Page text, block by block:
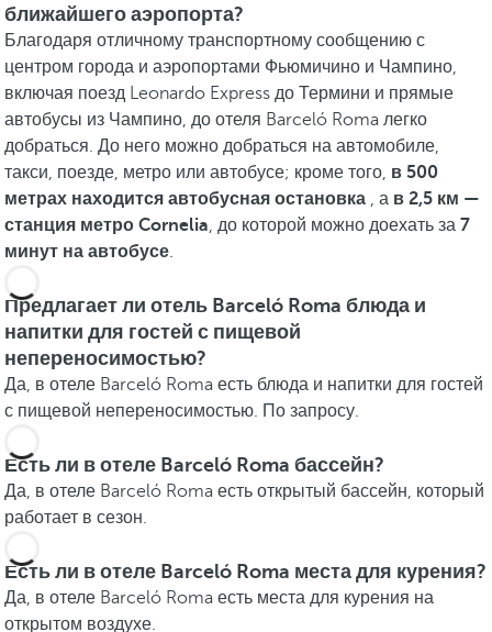
ближайшего аэропорта?
Благодаря отличному транспортному сообщению с
центром города и аэропортами Фьюмичино и Чампино,
включая поезд Leonardo Express до Термини и прямые
автобусы из Чампино, до отеля Barceló Roma легко
добраться. До него можно добраться на автомобиле,
такси, поезде, метро или автобусе; кроме того, в 500
метрах находится автобусная остановка , а в 2,5 км —
станция метро Cornelia, до которой можно доехать за 7
минут на автобусе.
Предлагает ли отель Barceló Roma блюда и
напитки для гостей с пищевой
непереносимостью?
Да, в отеле Barceló Roma есть блюда и напитки для гостей
с пищевой непереносимостью. По запросу.
Есть ли в отеле Barceló Roma бассейн?
Да, в отеле Barceló Roma есть открытый бассейн, который
работает в сезон.
Есть ли в отеле Barceló Roma места для курения?
Да, в отеле Barceló Roma есть места для курения на
открытом воздухе.